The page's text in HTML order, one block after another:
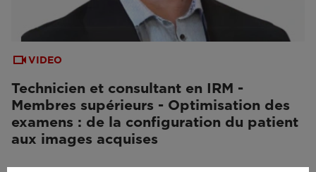
VIDEO
Technicien et consultant en IRM -
Membres supérieurs - Optimisation des
examens : de la configuration du patient
aux images acquises